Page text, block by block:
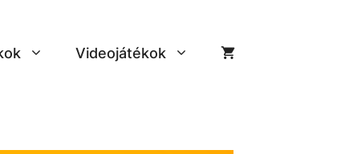
Videojátékok